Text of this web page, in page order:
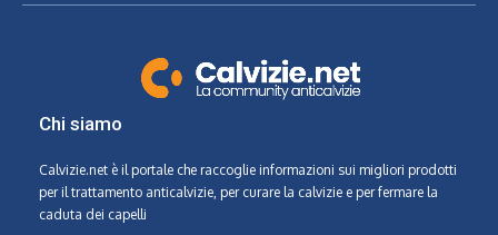
Chi siamo
Calvizie.net è il portale che raccoglie informazioni sui migliori prodotti
per il trattamento anticalvizie, per curare la calvizie e per fermare la
caduta dei capelli